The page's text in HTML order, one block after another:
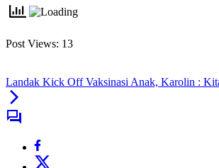
Post Views: 13
Landak Kick Off Vaksinasi Anak, Karolin :